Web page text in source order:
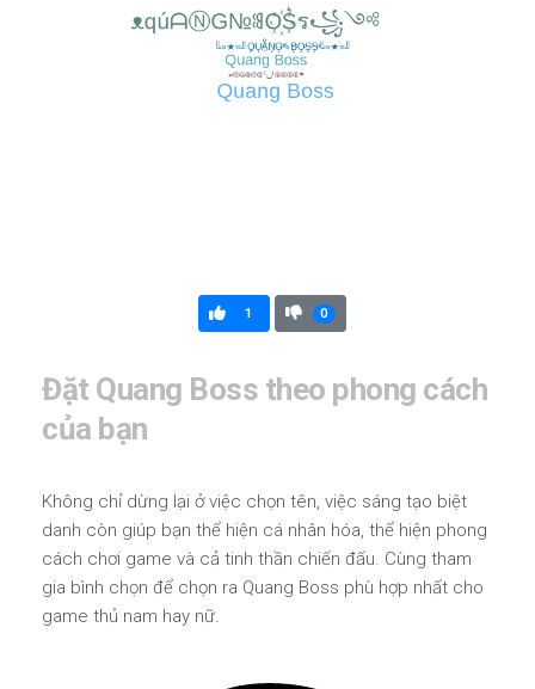
1 0
Đặt Quang Boss theo phong cách
của bạn
Không chỉ dừng lại ở việc chọn tên, việc sáng tạo biệt
danh còn giúp bạn thể hiện cá nhân hóa, thể hiện phong
cách chơi game và cả tinh thần chiến đấu. Cùng tham
gia bình chọn để chọn ra Quang Boss phù hợp nhất cho
game thủ nam hay nữ.